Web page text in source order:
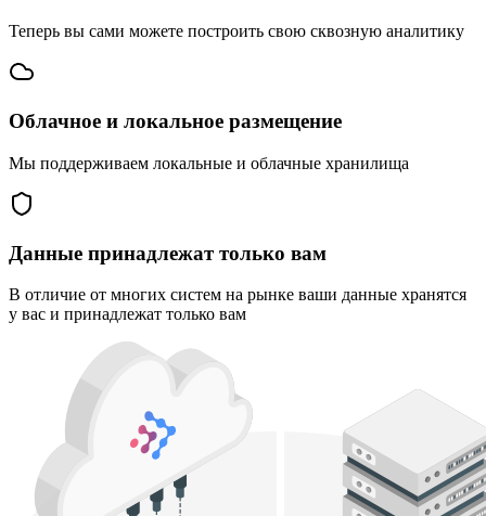
Теперь вы сами можете построить свою сквозную аналитику
Облачное и локальное размещение
Мы поддерживаем локальные и облачные хранилища
Данные принадлежат только вам
В отличие от многих систем на рынке ваши данные хранятся
у вас и принадлежат только вам